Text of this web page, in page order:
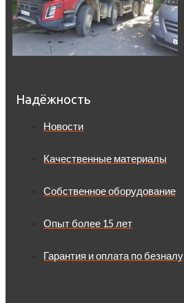
Надёжность
Новости
Качественные материалы
Собственное оборудование
Опыт более 15 лет
Гарантия и оплата по безналу